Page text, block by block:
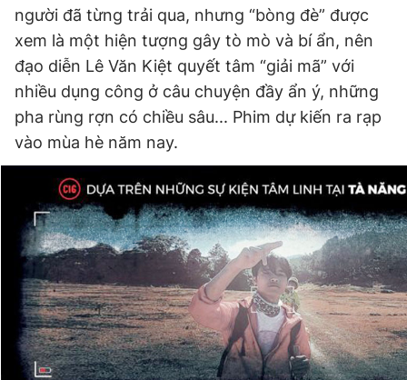
người đã từng trải qua, nhưng “bòng đè” được
xem là một hiện tượng gây tò mò và bí ẩn, nên
đạo diễn Lê Văn Kiệt quyết tâm “giải mã” với
nhiều dụng công ở câu chuyện đầy ẩn ý, những
pha rùng rợn có chiều sâu... Phim dự kiến ra rạp
vào mùa hè năm nay.